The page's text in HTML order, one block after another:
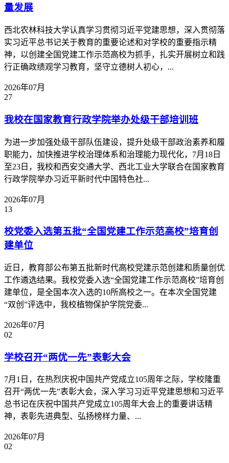
量发展
西北农林科技大学认真学习贯彻习近平党建思想，深入贯彻落
实习近平总书记关于教育的重要论述和对学校的重要指示精
神，以创建全国党建工作示范高校为抓手，扎实开展树立和践
行正确政绩观学习教育，坚守立德树人初心，...
2026年07月
27
我校在国家教育行政学院举办处级干部培训班
为进一步加强处级干部队伍建设，提升处级干部政治素养和履
职能力，加快推进学校治理体系和治理能力现代化，7月18日
至23日，我校和西安交通大学、西北工业大学联合在国家教育
行政学院举办习近平新时代中国特色社...
2026年07月
13
校党委入选第五批“全国党建工作示范高校”培育创
建单位
近日，教育部公布第五批新时代高校党建示范创建和质量创优
工作遴选结果。我校党委入选“全国党建工作示范高校”培育创
建单位，是全国本次入选的10所高校之一。在本次全国党建
“双创”评选中，我校植物保护学院党委...
2026年07月
02
学校召开“两优一先”表彰大会
7月1日，在热烈庆祝中国共产党成立105周年之际，学校隆重
召开“两优一先”表彰大会，深入学习习近平党建思想和习近平
总书记在庆祝中国共产党成立105周年大会上的重要讲话精
神，表彰先进典型、弘扬榜样力量、...
2026年07月
02